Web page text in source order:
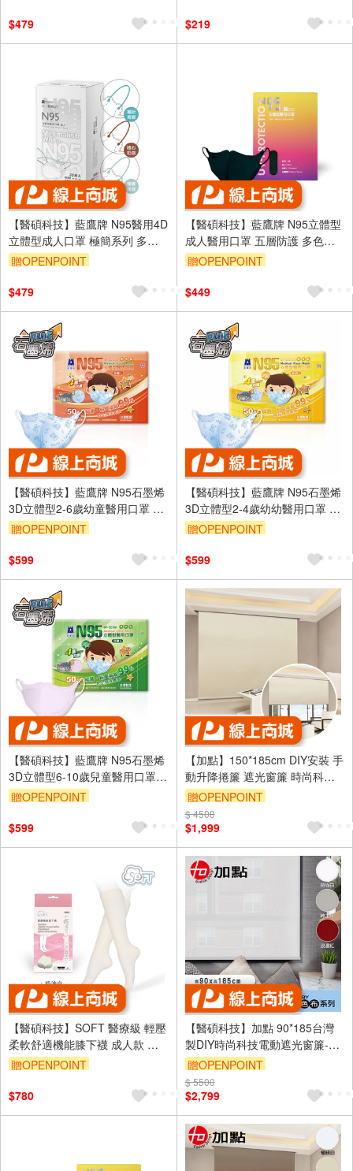
$479
$219
【醫碩科技】藍鷹牌 N95醫用4D
立體型成人口罩 極簡系列 多色
可選
贈OPENPOINT
$479
【醫碩科技】藍鷹牌 N95立體型
成人醫用口罩 五層防護 多色可
選
贈OPENPOINT
$449
【醫碩科技】藍鷹牌 N95石墨烯
3D立體型2-6歲幼童醫用口罩 多
色可選
贈OPENPOINT
$599
【醫碩科技】藍鷹牌 N95石墨烯
3D立體型2-4歲幼幼醫用口罩 多
色可選
贈OPENPOINT
$599
【醫碩科技】藍鷹牌 N95石墨烯
3D立體型6-10歲兒童醫用口罩
多色可選
贈OPENPOINT
$599
【加點】150*185cm DIY安裝 手
動升降捲簾 遮光窗簾 時尚科技
植絨系列 買就贈 珠鍊
贈OPENPOINT
$ 4500
$1,999
【醫碩科技】SOFT 醫療級 輕壓
柔軟舒適機能膝下襪 成人款 奶
油白 尺寸可選
贈OPENPOINT
$780
【醫碩科技】加點 90*185台灣
製DIY時尚科技電動遮光窗簾-
Dobby泫染織布
贈OPENPOINT
$ 5500
$2,799